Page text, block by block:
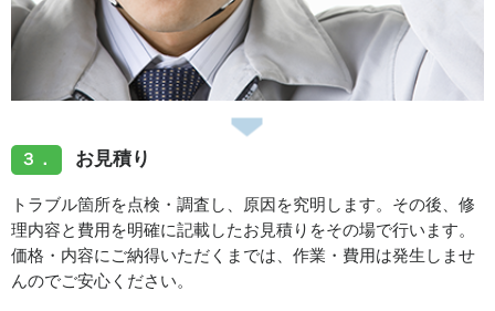
り周知します。
【平成26年9月1日制定】
【令和3年4月1日改定】
３． お見積り
トラブル箇所を点検・調査し、原因を究明します。その後、修
理内容と費用を明確に記載したお見積りをその場で行います。
価格・内容にご納得いただくまでは、作業・費用は発生しませ
んのでご安心ください。